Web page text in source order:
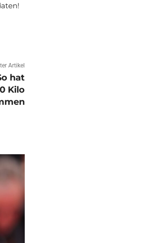
Artikel
hat
Kilo